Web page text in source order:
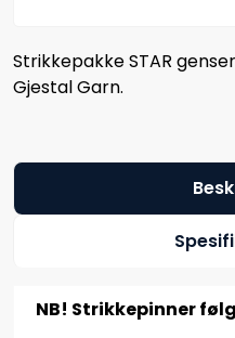
Strikkepakke STAR
Gjestal Garn.
NB! Strikkepinner